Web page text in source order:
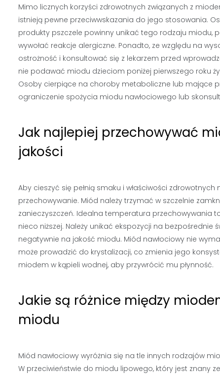
Mimo licznych korzyści zdrowotnych związanych z
istnieją pewne przeciwwskazania do jego stosowania.
produkty pszczele powinny unikać tego rodzaju miodu,
wywołać reakcje alergiczne. Ponadto, ze względu na
ostrożność i konsultować się z lekarzem przed
nie podawać miodu dzieciom poniżej pierwszego roku
Osoby cierpiące na choroby metaboliczne lub mające
ograniczenie spożycia miodu nawłociowego lub
Jak najlepiej przechowywać
jakości
Aby cieszyć się pełnią smaku i właściwości
przechowywanie. Miód należy trzymać w szczelnie
zanieczyszczeń. Idealna temperatura przechowywania
nieco niższej. Należy unikać ekspozycji na bezpośrednie
negatywnie na jakość miodu. Miód nawłociowy nie
może prowadzić do krystalizacji, co zmienia jego
miodem w kąpieli wodnej, aby przywrócić mu płynność.
Jakie są różnice między
miodu
Miód nawłociowy wyróżnia się na tle innych rodzajów
W przeciwieństwie do miodu lipowego, który jest znany